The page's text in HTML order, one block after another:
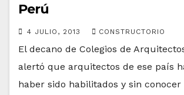
Perú
4 JULIO, 2013 CONSTRUCTORIO
El decano de Colegios de
alertó que arquitectos de ese país
haber sido habilitados y sin